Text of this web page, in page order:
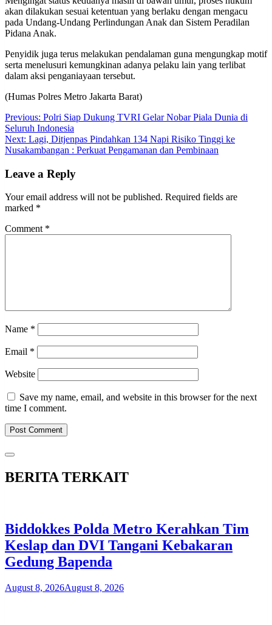
akan dilakukan sesuai ketentuan yang berlaku dengan mengacu
pada Undang-Undang Perlindungan Anak dan Sistem Peradilan
Pidana Anak.
Penyidik juga terus melakukan pendalaman guna mengungkap motif
serta menelusuri kemungkinan adanya pelaku lain yang terlibat
dalam aksi penganiayaan tersebut.
(Humas Polres Metro Jakarta Barat)
Post
navigation
Previous: Polri Siap Dukung TVRI Gelar Nobar Piala Dunia di
Seluruh Indonesia
Next: Lagi, Ditjenpas Pindahkan 134 Napi Risiko Tinggi ke
Nusakambangan : Perkuat Pengamanan dan Pembinaan
Leave a Reply
Your email address will not be published. Required fields are
marked *
Comment *
Name *
Email *
Website
Save my name, email, and website in this browser for the next
time I comment.
BERITA TERKAIT
Biddokkes Polda Metro Kerahkan Tim
Keslap dan DVI Tangani Kebakaran
Gedung Bapenda
August 8, 2026August 8, 2026